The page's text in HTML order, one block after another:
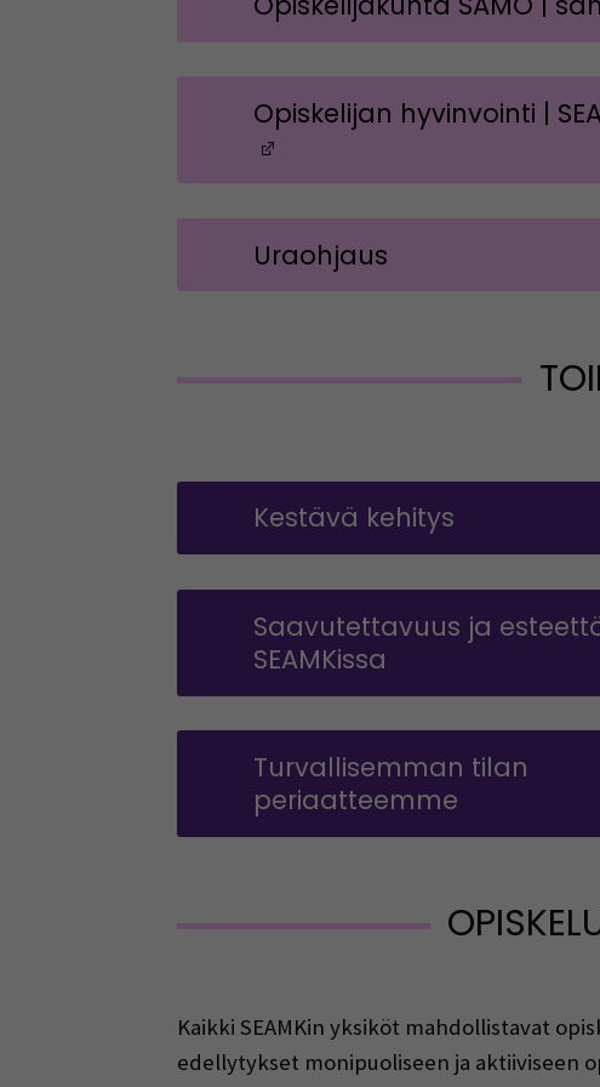
Opiskelijan hyvinvointi |
Uraohjaus
Kestävä kehitys
Saavutettavuus ja
SEAMKissa
Turvallisemman tilan
periaatteemme
Kaikki SEAMKin yksiköt mahdollistavat
edellytykset monipuoliseen ja aktiiviseen